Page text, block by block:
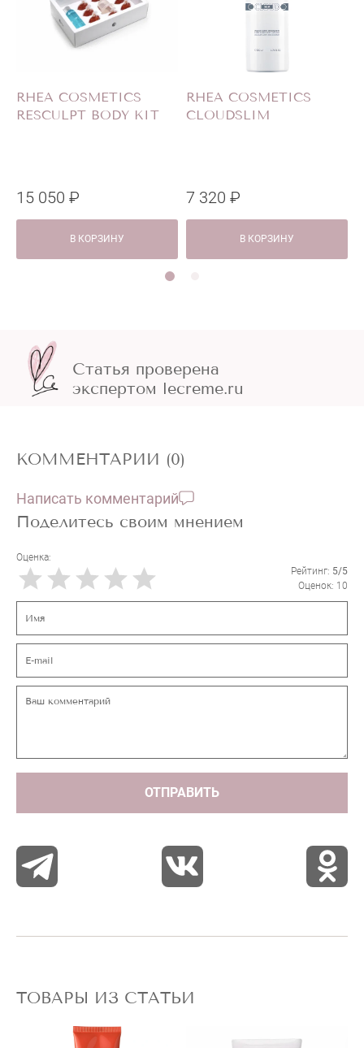
RHEA COSMETICS
RESCULPT BODY KIT
15 050 ₽
В КОРЗИНУ
RHEA COSMETICS
CLOUDSLIM
7 320 ₽
В КОРЗИНУ
Статья проверена
экспертом lecreme.ru
КОММЕНТАРИИ (0)
Написать комментарий
Поделитесь своим мнением
Оценка:
Рейтинг: 5/5
Оценок: 10
ТОВАРЫ ИЗ СТАТЬИ